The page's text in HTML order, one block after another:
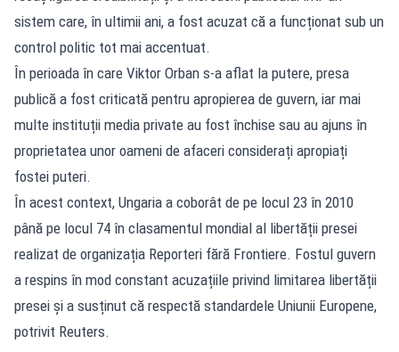
sistem care, în ultimii ani, a fost acuzat că a funcționat sub un
control politic tot mai accentuat.
În perioada în care Viktor Orban s-a aflat la putere, presa
publică a fost criticată pentru apropierea de guvern, iar mai
multe instituții media private au fost închise sau au ajuns în
proprietatea unor oameni de afaceri considerați apropiați
fostei puteri.
În acest context, Ungaria a coborât de pe locul 23 în 2010
până pe locul 74 în clasamentul mondial al libertății presei
realizat de organizația Reporteri fără Frontiere. Fostul guvern
a respins în mod constant acuzațiile privind limitarea libertății
presei și a susținut că respectă standardele Uniunii Europene,
potrivit Reuters.